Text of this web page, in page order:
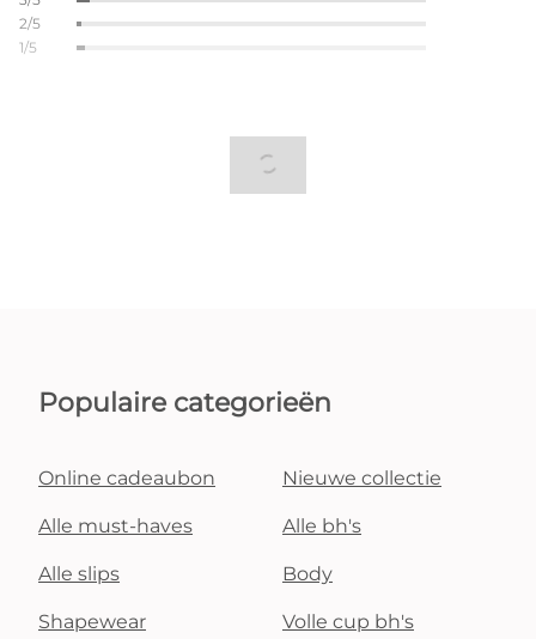
2/5
1/5
Populaire categorieën
Online cadeaubon Nieuwe collectie
Alle must-haves Alle bh's
Alle slips Body
Shapewear Volle cup bh's